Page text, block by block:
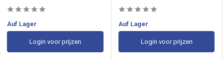
Auf Lager
Login voor prijzen
Auf Lager
Login voor prijzen